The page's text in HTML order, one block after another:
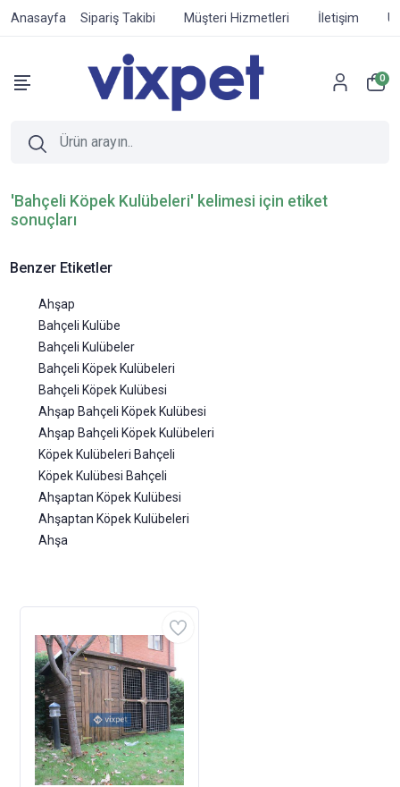
Anasayfa Sipariş Takibi Müşteri Hizmetleri İletişim
0
'Bahçeli Köpek Kulübeleri' kelimesi için etiket
sonuçları
Benzer Etiketler
Ahşap
Bahçeli Kulübe
Bahçeli Kulübeler
Bahçeli Köpek Kulübeleri
Bahçeli Köpek Kulübesi
Ahşap Bahçeli Köpek Kulübesi
Ahşap Bahçeli Köpek Kulübeleri
Köpek Kulübeleri Bahçeli
Köpek Kulübesi Bahçeli
Ahşaptan Köpek Kulübesi
Ahşaptan Köpek Kulübeleri
Ahşa